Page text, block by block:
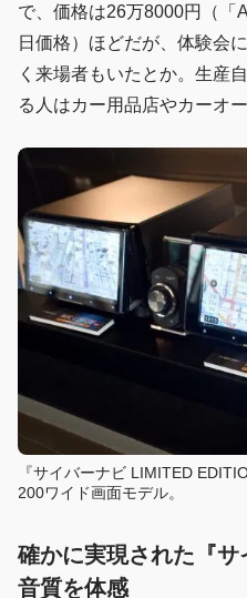
で、価格は26万8000円（「
日価格）ほどだが、体験会
く来場者もいたとか。生産
る人はカー用品店やカーオ
『サイバーナビ LIMITED
200ワイド画面モデル。
確かに実現された『
音質を体感